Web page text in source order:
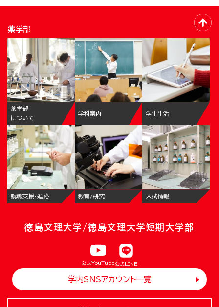
薬学部
薬学部
について
学科案内 学生生活
就職支援・進路 教育/研究 入試情報
徳島文理大学/徳島文理大学短期大学部
公式YouTube公式LINE
学内SNSアカウント一覧